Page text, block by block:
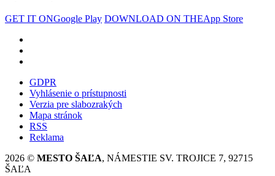
GET IT ONGoogle Play DOWNLOAD ON THEApp Store
GDPR
Vyhlásenie o prístupnosti
Verzia pre slabozrakých
Mapa stránok
RSS
Reklama
2026 © MESTO ŠAĽA, NÁMESTIE SV. TROJICE 7, 92715
ŠAĽA